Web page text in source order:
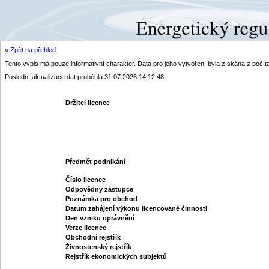
« Zpět na přehled
Tento výpis má pouze informativní charakter. Data pro jeho vytvoření byla získána z
Poslední aktualizace dat proběhla 31.07.2026 14:12:48
Držitel licence
Předmět podnikání
Číslo licence
Odpovědný zástupce
Poznámka pro obchod
Datum zahájení výkonu licencované činnosti
Den vzniku oprávnění
Verze licence
Obchodní rejstřík
Živnostenský rejstřík
Rejstřík ekonomických subjektů